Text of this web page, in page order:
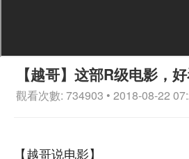
【越哥】这部R级电影，
觀看次數: 734903 • 2018-08-22
【越哥说电影】